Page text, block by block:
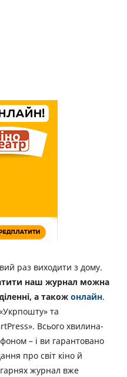
раз виходити з дому.
наш журнал можна
а також онлайн.
та
Всього хвилина-
– і ви гарантовано
про світ кіно й
журнал вже